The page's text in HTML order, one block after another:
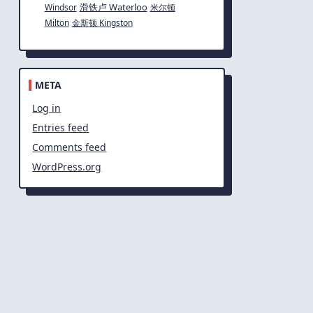
Windsor 滑铁卢 Waterloo 米尔顿
Milton 金斯顿 Kingston
META
Log in
Entries feed
Comments feed
WordPress.org